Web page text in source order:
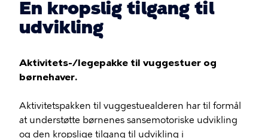
En kropslig tilgang til
udvikling
Aktivitets-/legepakke til vuggestuer og
børnehaver.
Aktivitetspakken til vuggestuealderen har til formål
at understøtte børnenes sansemotoriske udvikling
og den kropslige tilgang til udvikling i